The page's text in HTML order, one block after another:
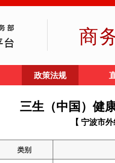
商
政策法规
三生（中国）健
【 宁波市
类别